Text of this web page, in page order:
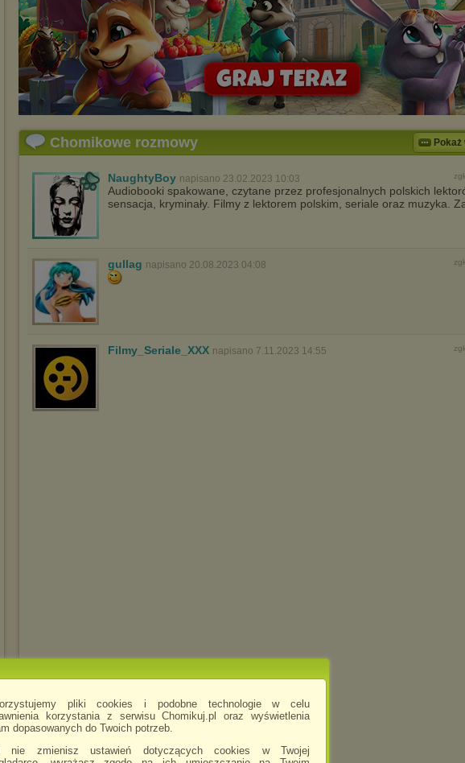
pliki cookies i podobne technologie w celu
korzystania z serwisu Chomikuj.pl oraz wyświetlenia
dopasowanych do Twoich potrzeb.
nie zmienisz ustawień dotyczących cookies w Twojej
Chomikowe rozmowy
NaughtyBoy napisano 23.02.2023 10:03
Audiobooki spakowane, czytane przez profesjonalnych polskich
sensacja, kryminały. Filmy z lektorem polskim, seriale oraz muzyka.
gullag napisano 20.08.2023 04:08
Filmy_Seriale_XXX napisano 7.11.2023 14:55